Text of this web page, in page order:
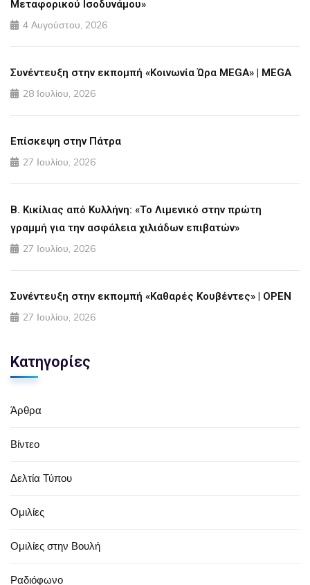
Μεταφορικού Ισοδυνάμου»
4 Αυγούστου, 2026
Συνέντευξη στην εκπομπή «Κοινωνία Ώρα MEGA» | MEGA
28 Ιουλίου, 2026
Επίσκεψη στην Πάτρα
27 Ιουλίου, 2026
Β. Κικίλιας από Κυλλήνη: «Το Λιμενικό στην πρώτη
γραμμή για την ασφάλεια χιλιάδων επιβατών»
27 Ιουλίου, 2026
Συνέντευξη στην εκπομπή «Καθαρές Κουβέντες» | OPEN
27 Ιουλίου, 2026
Κατηγορίες
Άρθρα
Βίντεο
Δελτία Τύπου
Ομιλίες
Ομιλίες στην Βουλή
Ραδιόφωνο